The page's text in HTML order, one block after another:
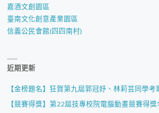
嘉酒文創園區
臺南文化創意產業園區
信義公民會館(四四南村)
近期更新
【金榜題名】狂賀第九屆郭冠妤、林莉芸同學考
【競賽得獎】第22屆技專校院電腦動畫競賽得獎